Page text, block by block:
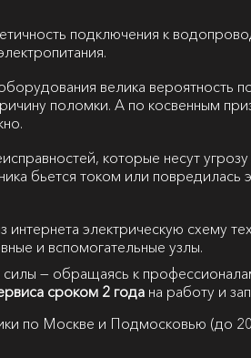
подключения к
велика вероятность
поломки. А по косвенным
которые несут
бьется током или повредилась
интернета электрическую схему
и вспомогательные узлы.
силы — обращаясь к
сроком 2 года на работу и
по Москве и Подмосковью (до